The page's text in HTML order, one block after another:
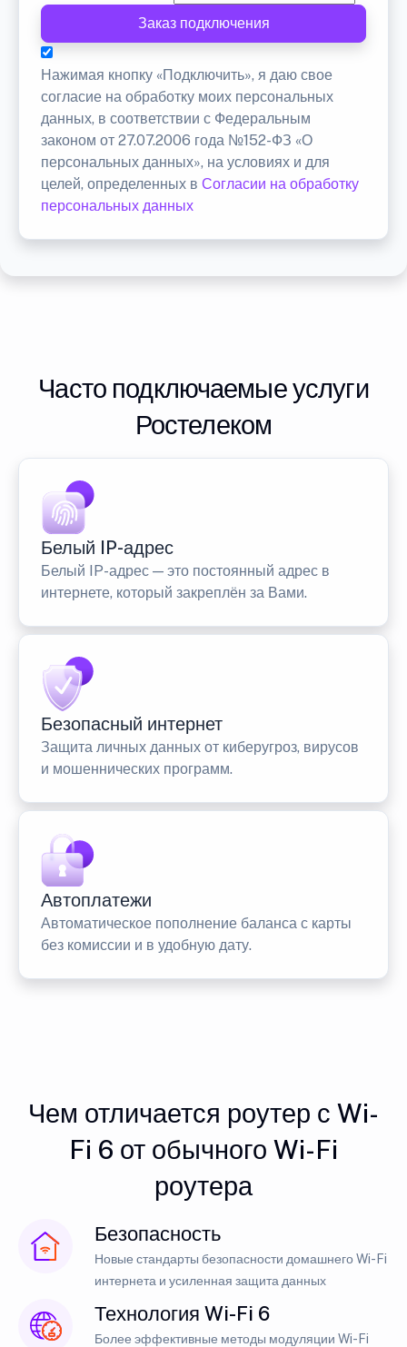
Заказ подключения
Нажимая кнопку «Подключить», я даю свое
согласие на обработку моих персональных
данных, в соответствии с Федеральным
законом от 27.07.2006 года №152-ФЗ «О
персональных данных», на условиях и для
целей, определенных в Согласии на обработку
персональных данных
Часто подключаемые услуги
Ростелеком
Белый IP-адрес
Белый IP-адрес — это постоянный адрес в
интернете, который закреплён за Вами.
Безопасный интернет
Защита личных данных от киберугроз, вирусов
и мошеннических программ.
Автоплатежи
Автоматическое пополнение баланса с карты
без комиссии и в удобную дату.
Чем отличается роутер с Wi-
Fi 6 от обычного Wi-Fi
роутера
Безопасность
Новые стандарты безопасности домашнего Wi-Fi
интернета и усиленная защита данных
Технология Wi-Fi 6
Более эффективные методы модуляции Wi-Fi